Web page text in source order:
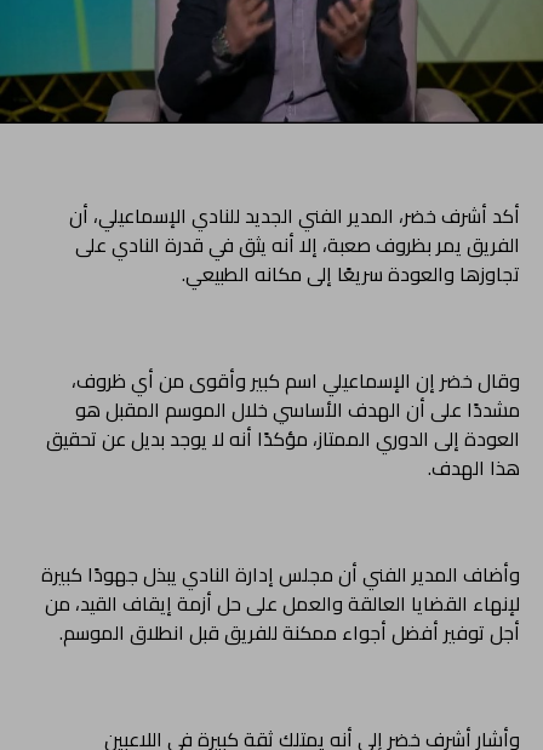
أكد أشرف خضر، المدير الفني الجديد للنادي الإسماعيلي، أن
الفريق يمر بظروف صعبة، إلا أنه يثق في قدرة النادي على
تجاوزها والعودة سريعًا إلى مكانه الطبيعي.
وقال خضر إن الإسماعيلي اسم كبير وأقوى من أي ظروف،
مشددًا على أن الهدف الأساسي خلال الموسم المقبل هو
العودة إلى الدوري الممتاز، مؤكدًا أنه لا يوجد بديل عن تحقيق
هذا الهدف.
وأضاف المدير الفني أن مجلس إدارة النادي يبذل جهودًا كبيرة
لإنهاء القضايا العالقة والعمل على حل أزمة إيقاف القيد، من
أجل توفير أفضل أجواء ممكنة للفريق قبل انطلاق الموسم.
وأشار أشرف خضر إلى أنه يمتلك ثقة كبيرة في اللاعبين